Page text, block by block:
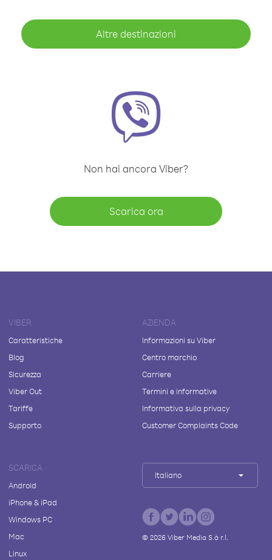
Altre destinazioni
Non hai ancora Viber?
Scarica ora
VIBER
Caratteristiche
Blog
Sicurezza
Viber Out
Tariffe
Supporto
AZIENDA
Informazioni su Viber
Centro marchio
Carriere
Termini e informative
Informativa sulla privacy
Customer Complaints Code
SCARICA
Android
iPhone & iPad
Windows PC
Mac
Linux
Italiano
© 2026Viber Media S.à r.l.